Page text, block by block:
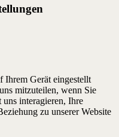
Ihrem Gerät eingestellt
mitzuteilen, wenn Sie
uns interagieren, Ihre
zu unserer Website